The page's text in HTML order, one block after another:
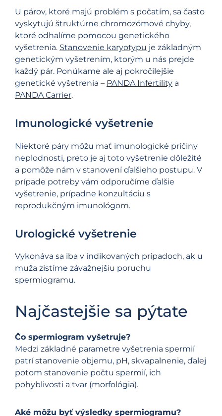
U párov, ktoré majú problém s počatím, sa často
vyskytujú štruktúrne chromozómové chyby,
ktoré odhalíme pomocou genetického
vyšetrenia. Stanovenie karyotypu je základným
genetickým vyšetrením, ktorým u nás prejde
každý pár. Ponúkame ale aj pokročilejšie
genetické vyšetrenia – PANDA Infertility a
PANDA Carrier.
Imunologické vyšetrenie
Niektoré páry môžu mať imunologické príčiny
neplodnosti, preto je aj toto vyšetrenie dôležité
a pomôže nám v stanovení ďalšieho postupu. V
prípade potreby vám odporučíme ďalšie
vyšetrenie, prípadne konzultáciu s
reprodukčným imunológom.
Urologické vyšetrenie
Vykonáva sa iba v indikovaných prípadoch, ak u
muža zistíme závažnejšiu poruchu
spermiogramu.
Najčastejšie sa pýtate
Čo spermiogram vyšetruje?
Medzi základné parametre vyšetrenia spermií
patrí stanovenie objemu, pH, skvapalnenie, ďalej
potom stanovenie počtu spermií, ich
pohyblivosti a tvar (morfológia).
Aké môžu byť výsledky spermiogramu?